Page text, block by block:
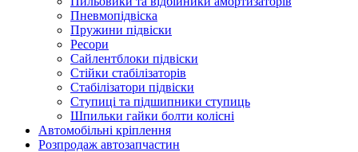
Пневмопідвіска
Пружини підвіски
Ресори
Сайлентблоки підвіски
Стійки стабілізаторів
Стабілізатори підвіски
Ступиці та підшипники ступиць
Шпильки гайки болти колісні
Автомобільні кріплення
Розпродаж автозапчастин